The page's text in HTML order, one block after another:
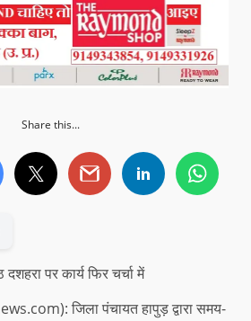
Share this...
पर कार्य फिर चर्चा में
जिला पंचायत हापुड़ द्वारा समय-